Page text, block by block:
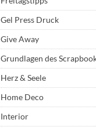
Gel Press Druck
Give Away
Grundlagen des
Herz & Seele
Home Deco
Interior